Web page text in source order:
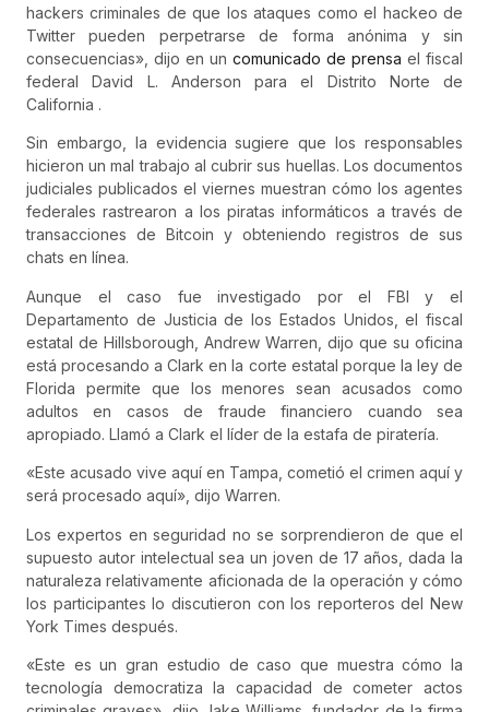
hackers criminales de que los ataques como el hackeo de
Twitter pueden perpetrarse de forma anónima y sin
consecuencias», dijo en un comunicado de prensa el fiscal
federal David L. Anderson para el Distrito Norte de
California .
Sin embargo, la evidencia sugiere que los responsables
hicieron un mal trabajo al cubrir sus huellas. Los documentos
judiciales publicados el viernes muestran cómo los agentes
federales rastrearon a los piratas informáticos a través de
transacciones de Bitcoin y obteniendo registros de sus
chats en línea.
Aunque el caso fue investigado por el FBI y el
Departamento de Justicia de los Estados Unidos, el fiscal
estatal de Hillsborough, Andrew Warren, dijo que su oficina
está procesando a Clark en la corte estatal porque la ley de
Florida permite que los menores sean acusados ​​como
adultos en casos de fraude financiero cuando sea
apropiado. Llamó a Clark el líder de la estafa de piratería.
«Este acusado vive aquí en Tampa, cometió el crimen aquí y
será procesado aquí», dijo Warren.
Los expertos en seguridad no se sorprendieron de que el
supuesto autor intelectual sea un joven de 17 años, dada la
naturaleza relativamente aficionada de la operación y cómo
los participantes lo discutieron con los reporteros del New
York Times después.
«Este es un gran estudio de caso que muestra cómo la
tecnología democratiza la capacidad de cometer actos